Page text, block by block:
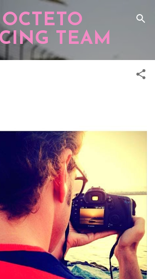
para o conteúdo principal
OCTETO
TEAM